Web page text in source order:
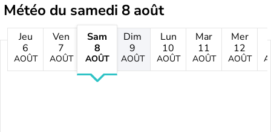
Météo du samedi 8 août
Jeu
6
AOÛT
Ven
7
AOÛT
Sam
8
AOÛT
Dim
9
AOÛT
Lun
10
AOÛT
Mar
11
AOÛT
Mer
12
AOÛT